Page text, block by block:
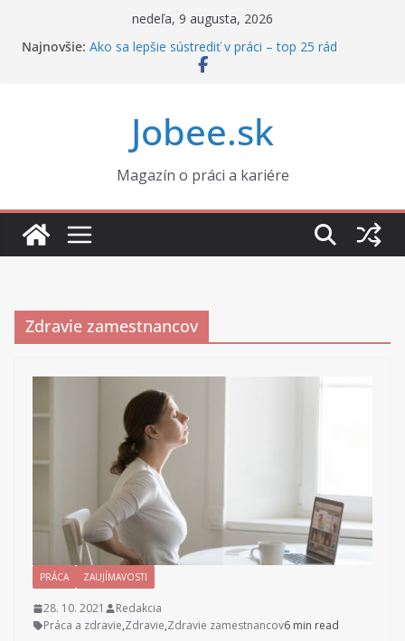
content
nedeľa, 9 augusta, 2026
Najnovšie: Ako sa lepšie sústrediť v práci – top 25 rád
Ako správne nastaviť zmluvu s externistom
Ako si udržať profesionálne vystupovanie za
každých okolností
Rozvod a práca: ako si udržať výkon, keď sa vám
rozpadá súkromie
Jobee.sk
Magazín o práci a kariére
Zdravie zamestnancov
PRÁCA ZAUJÍMAVOSTI
28. 10. 2021
Redakcia
Práca a zdravie,Zdravie,Zdravie zamestnancov6 min read